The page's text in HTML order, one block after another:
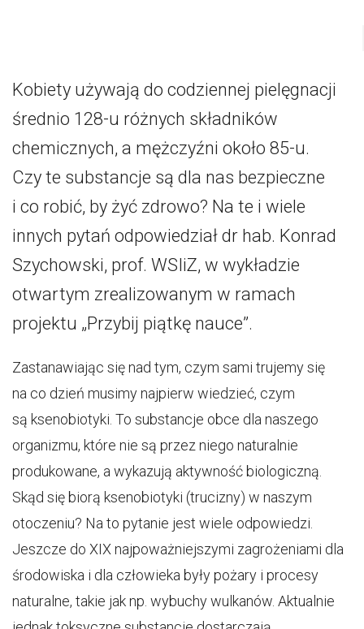
Kobiety używają do codziennej pielęgnacji
średnio 128-u różnych składników
chemicznych, a mężczyźni około 85-u.
Czy te substancje są dla nas bezpieczne
i co robić, by żyć zdrowo? Na te i wiele
innych pytań odpowiedział dr hab. Konrad
Szychowski, prof. WSIiZ, w wykładzie
otwartym zrealizowanym w ramach
projektu „Przybij piątkę nauce”.
Zastanawiając się nad tym, czym sami trujemy się
na co dzień musimy najpierw wiedzieć, czym
są ksenobiotyki. To substancje obce dla naszego
organizmu, które nie są przez niego naturalnie
produkowane, a wykazują aktywność biologiczną.
Skąd się biorą ksenobiotyki (trucizny) w naszym
otoczeniu? Na to pytanie jest wiele odpowiedzi.
Jeszcze do XIX najpoważniejszymi zagrożeniami dla
środowiska i dla człowieka były pożary i procesy
naturalne, takie jak np. wybuchy wulkanów. Aktualnie